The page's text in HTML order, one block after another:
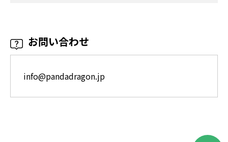
いただきます。
い)。また、入場後もこまめな手洗い、手指消毒を
お願いしております。
入場時チケット(スマチケ)のチェックは目視のみ
お問い合わせ
info@pandadragon.jp